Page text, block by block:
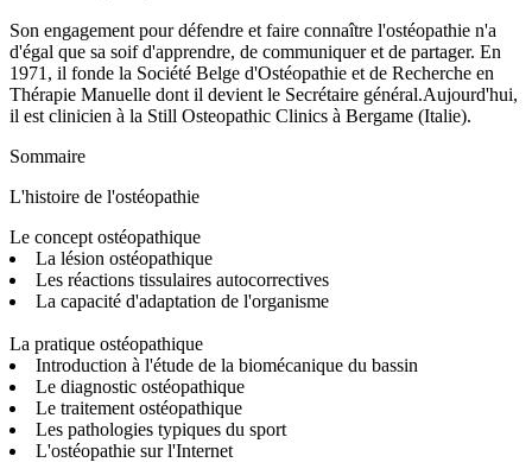
Son engagement pour défendre et faire connaître l'ostéopathie n'a
d'égal que sa soif d'apprendre, de communiquer et de partager. En
1971, il fonde la Société Belge d'Ostéopathie et de Recherche en
Thérapie Manuelle dont il devient le Secrétaire général.Aujourd'hui,
il est clinicien à la Still Osteopathic Clinics à Bergame (Italie).
Sommaire
L'histoire de l'ostéopathie
Le concept ostéopathique
La lésion ostéopathique
Les réactions tissulaires autocorrectives
La capacité d'adaptation de l'organisme
La pratique ostéopathique
Introduction à l'étude de la biomécanique du bassin
Le diagnostic ostéopathique
Le traitement ostéopathique
Les pathologies typiques du sport
L'ostéopathie sur l'Internet